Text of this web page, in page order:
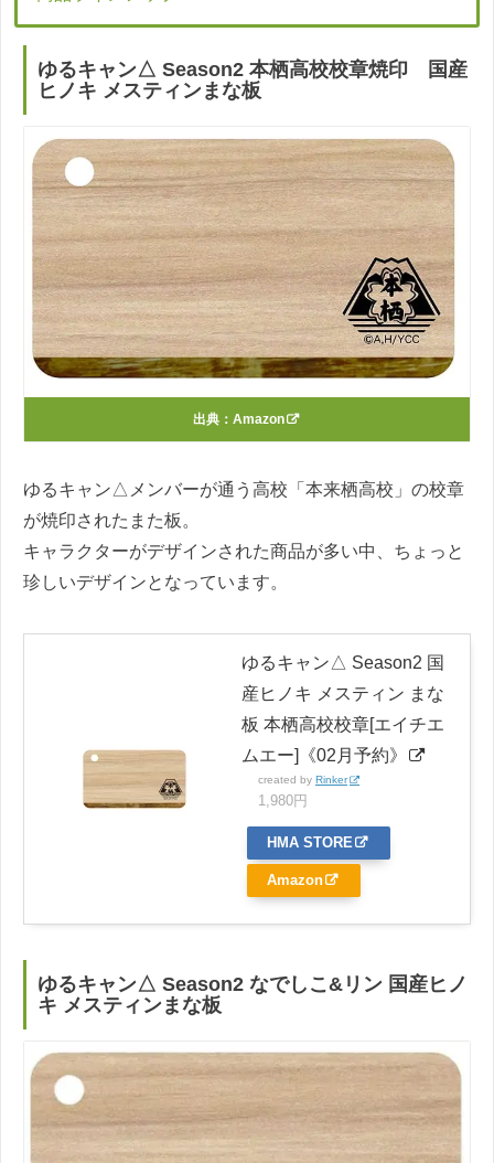
ゆるキャン△ Season2 本栖高校校章焼印 国産
ヒノキ メスティンまな板
出典： Amazon
ゆるキャン△メンバーが通う高校「本来栖高校」の校章
が焼印されたまた板。
キャラクターがデザインされた商品が多い中、ちょっと
珍しいデザインとなっています。
ゆるキャン△ Season2 国
産ヒノキ メスティン まな
板 本栖高校校章[エイチエ
ムエー]《02月予約》
created by Rinker
1,980円
HMA STORE
Amazon
ゆるキャン△ Season2 なでしこ&リン 国産ヒノ
キ メスティンまな板